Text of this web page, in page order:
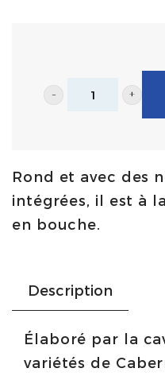
Los
Nekeas
Reserva
75cl
Navarra
Rond et avec des
intégrées, il est à
en bouche.
Description
Élaboré par la
variétés de